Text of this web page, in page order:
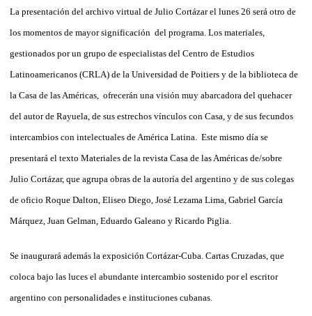
La presentación del archivo virtual de Julio Cortázar el lunes 26 será otro de
los momentos de mayor significación del programa. Los materiales,
gestionados por un grupo de especialistas del Centro de Estudios
Latinoamericanos (CRLA) de la Universidad de Poitiers y de la biblioteca de
la Casa de las Américas, ofrecerán una visión muy abarcadora del quehacer
del autor de Rayuela, de sus estrechos vínculos con Casa, y de sus fecundos
intercambios con intelectuales de América Latina. Este mismo día se
presentará el texto Materiales de la revista Casa de las Américas de/sobre
Julio Cortázar, que agrupa obras de la autoría del argentino y de sus colegas
de oficio Roque Dalton, Eliseo Diego, José Lezama Lima, Gabriel García
Márquez, Juan Gelman, Eduardo Galeano y Ricardo Piglia.
Se inaugurará además la exposición Cortázar-Cuba. Cartas Cruzadas, que
coloca bajo las luces el abundante intercambio sostenido por el escritor
argentino con personalidades e instituciones cubanas.